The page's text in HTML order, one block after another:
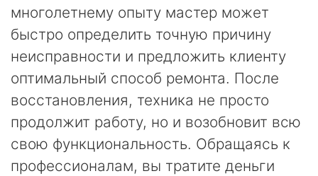
многолетнему опыту мастер может
быстро определить точную причину
неисправности и предложить клиенту
оптимальный способ ремонта. После
восстановления, техника не просто
продолжит работу, но и возобновит всю
свою функциональность. Обращаясь к
профессионалам, вы тратите деньги